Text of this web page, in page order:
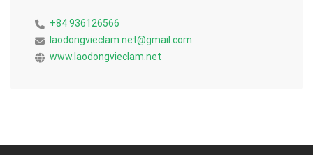
+84 936126566
laodongvieclam.net@gmail.com
www.laodongvieclam.net